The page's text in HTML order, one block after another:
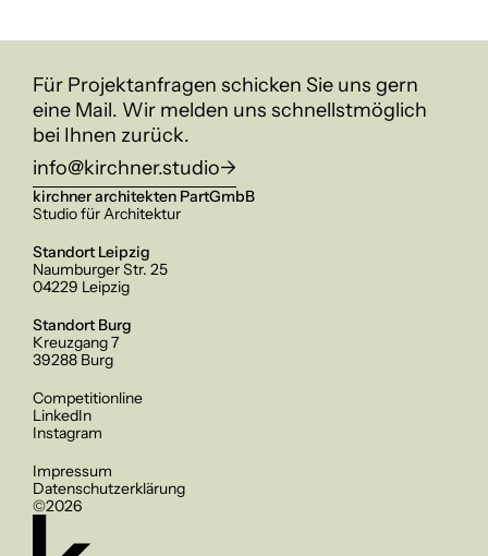
kirchner architekten PartGmbB
Studio für Architektur
Standort Leipzig
Naumburger Str. 25
04229 Leipzig
Standort Burg
Kreuzgang 7
39288 Burg
Competitionline
LinkedIn
Instagram
Impressum
Datenschutz­erklärung
©2026
Für Projektanfragen schicken Sie uns gern
eine Mail. Wir melden uns schnellstmöglich
bei Ihnen zurück.
info@kirchner.studio->